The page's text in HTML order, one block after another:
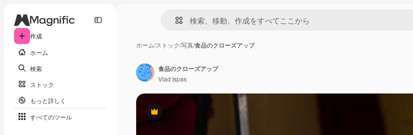
作成
ホーム
検索
ストック
もっと詳しく
すべてのツール
ホーム/ストック/写真/食品のクローズアップ
Premium
食品のクローズアップ
Vlad Ispas